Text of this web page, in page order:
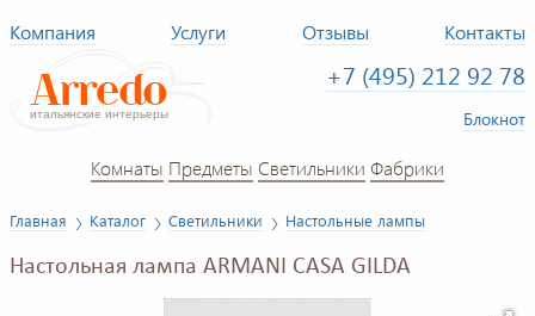
Компания Услуги Отзывы Контакты
+7 (495) 212 92 78
Блокнот
Комнаты Предметы Светильники Фабрики
Главная Каталог Светильники Настольные лампы
Настольная лампа ARMANI CASA GILDA